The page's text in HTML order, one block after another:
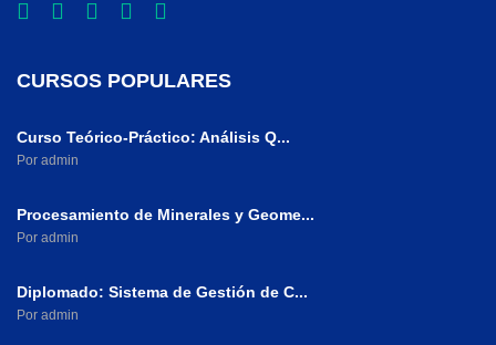
CURSOS POPULARES
Curso Teórico-Práctico: Análisis Q...
Por admin
Procesamiento de Minerales y Geome...
Por admin
Diplomado: Sistema de Gestión de C...
Por admin